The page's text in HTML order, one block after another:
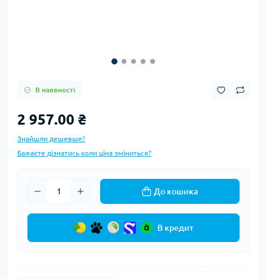
В наявності
2 957.00 ₴
Знайшли дешевше?
Бажаєте дізнатись коли ціна зміниться?
До кошика
В кредит